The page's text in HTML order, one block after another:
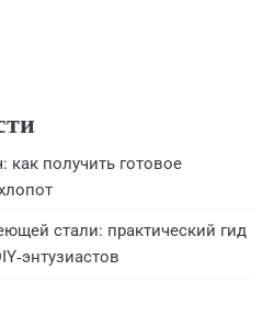
как получить готовое
стали: практический гид